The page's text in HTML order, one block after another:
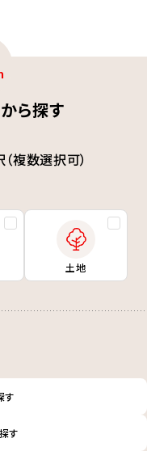
ら探す
複数選択可）
土地
す
す